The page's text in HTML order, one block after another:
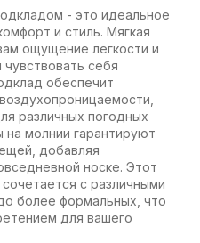
- это идеальное
и стиль. Мягкая
ощущение легкости и
себя
обеспечит
различных погодных
на молнии гарантируют
добавляя
носке. Этот
с различными
более формальных, что
для вашего